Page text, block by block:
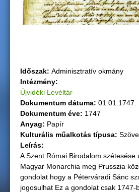
e
Időszak: Adminisztratív okmány
Intézmény:
Újvidéki Levéltár
Dokumentum dátuma: 01.01.1747.
Dokumentum éve: 1747
Anyag: Papír
Kulturális műalkotás típusa:
Leírás:
A Szent Római Birodalom szétesése
Magyar Monarchia meg Prusszia
gondolat hogy a Péterváradi Sánc
jogosulhat Ez a gondolat csak 1747-